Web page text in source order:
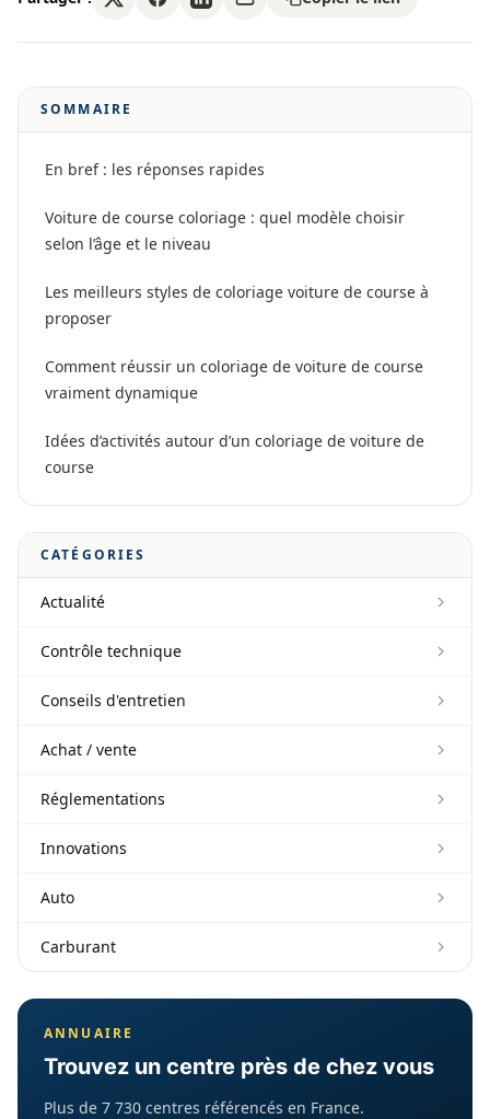
SOMMAIRE
En bref : les réponses rapides
Voiture de course coloriage : quel modèle choisir
selon l’âge et le niveau
Les meilleurs styles de coloriage voiture de course à
proposer
Comment réussir un coloriage de voiture de course
vraiment dynamique
Idées d’activités autour d’un coloriage de voiture de
course
CATÉGORIES
Actualité
Contrôle technique
Conseils d'entretien
Achat / vente
Réglementations
Innovations
Auto
Carburant
ANNUAIRE
Trouvez un centre près de chez vous
Plus de 7 730 centres référencés en France.